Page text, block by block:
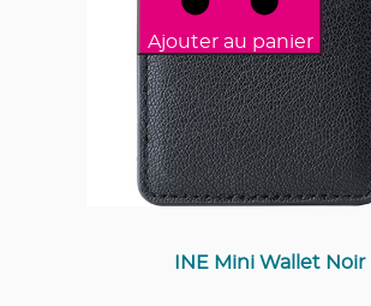
Ajouter au panier
INE Mini Wallet Noir